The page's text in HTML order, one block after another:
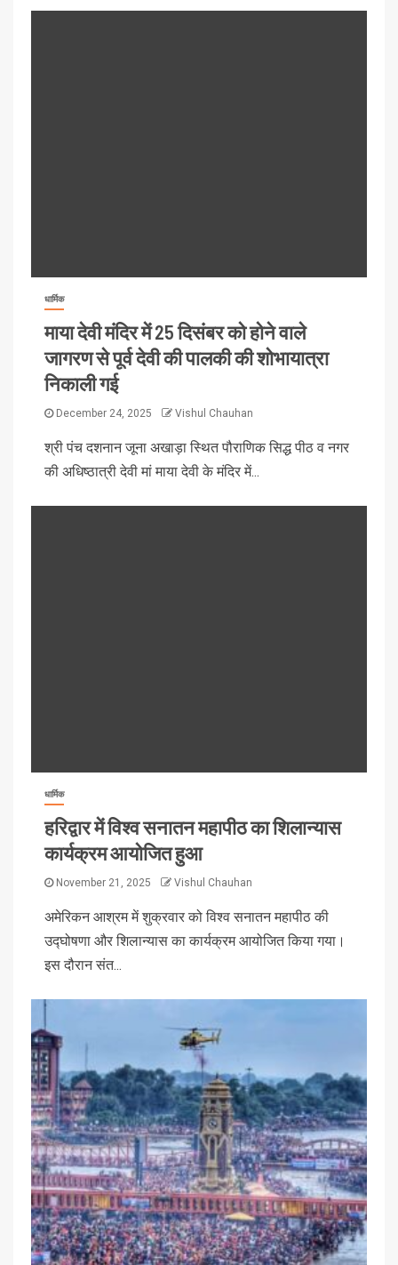
धार्मिक
माया देवी मंदिर में 25 दिसंबर को होने वाले
जागरण से पूर्व देवी की पालकी की शोभायात्रा
निकाली गई
December 24, 2025 Vishul Chauhan
श्री पंच दशनान जूना अखाड़ा स्थित पौराणिक सिद्ध पीठ व नगर
की अधिष्ठात्री देवी मां माया देवी के मंदिर में...
धार्मिक
हरिद्वार में विश्व सनातन महापीठ का शिलान्यास
कार्यक्रम आयोजित हुआ
November 21, 2025 Vishul Chauhan
अमेरिकन आश्रम में शुक्रवार को विश्व सनातन महापीठ की
उद्घोषणा और शिलान्यास का कार्यक्रम आयोजित किया गया।
इस दौरान संत...